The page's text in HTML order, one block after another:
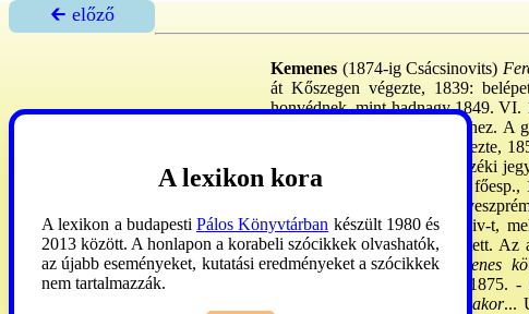
🡰 előző
Kemenes (1874-ig Csácsinovits)
át Kőszegen végezte, 1839:
honvédnek, mint hadnagy 1849. VI.
kiszabadult, s hazatért szüleihez.
szem-ba, a teol-t Pesten végezte,
levtáros és iktató, 1859: sztszéki
kongr. idejére, 1873: segesdi
1898: ált. ppi helynök és
Létrehozta az Alapítványi Hiv-t,
felsőbb tanulm-aiban is segített.
célokra hagyta. -M: Kemenes
... Veszprém, 1875. -
kaposvári sztegyh. megáldásakor...
A lexikon kora
A lexikon a budapesti Pálos Könyvtárban készült 1980 és
2013 között. A honlapon a korabeli szócikkek olvashatók,
az újabb eseményeket, kutatási eredményeket a szócikkek
nem tartalmazzák.